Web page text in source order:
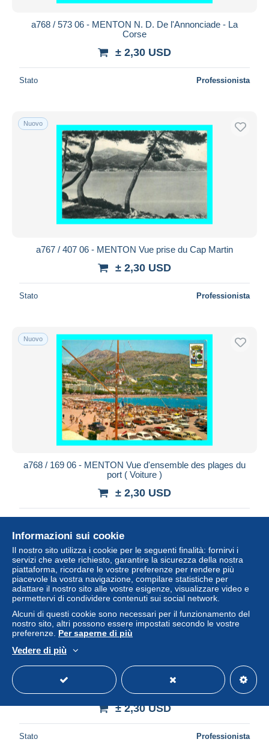
a768 / 573 06 - MENTON N. D. De l'Annonciade - La
Corse
± 2,30 USD
Stato Professionista
Nuovo
a767 / 407 06 - MENTON Vue prise du Cap Martin
± 2,30 USD
Stato Professionista
Nuovo
a768 / 169 06 - MENTON Vue d'ensemble des plages du
port ( Voiture )
± 2,30 USD
Nuovo
a768 / 505 06 - MENTON Vue generale Le Nouveau Port
± 2,30 USD
Stato Professionista
Informazioni sui cookie
Il nostro sito utilizza i cookie per le seguenti finalità: fornirvi i
servizi che avete richiesto, garantire la sicurezza della nostra
piattaforma, ricordare le vostre preferenze per rendere più
piacevole la vostra navigazione, compilare statistiche per
adattare il nostro sito alle vostre esigenze, visualizzare video e
permettervi di condividere contenuti sui social network.
Alcuni di questi cookie sono necessari per il funzionamento del
nostro sito, altri possono essere impostati secondo le vostre
preferenze. Per saperne di più
Vedere di più